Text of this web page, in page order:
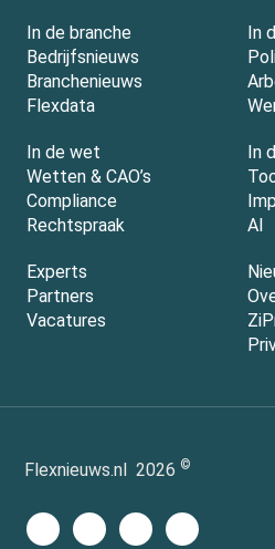
In de branche
Bedrijfsnieuws
Branchenieuws
Flexdata
In
In de wet
Wetten & CAO’s
Compliance
Rechtspraak
In
AI
Experts
Partners
Vacatures
Flexnieuws.nl 2026 ©